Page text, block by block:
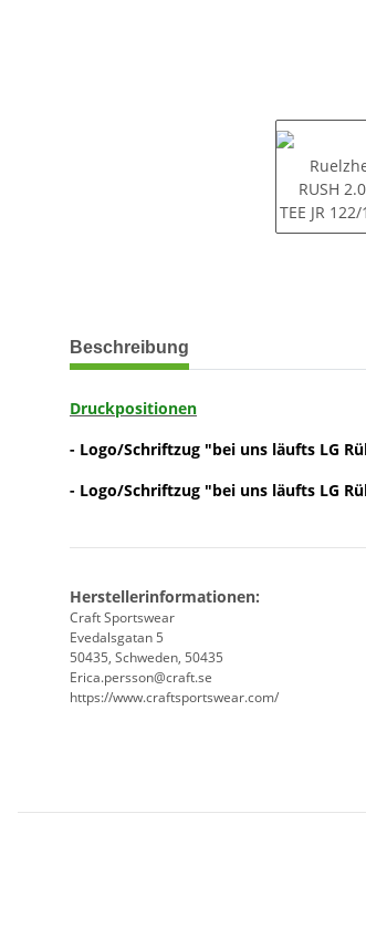
weitere Registerkarten anzeigen
Beschreibung
Druckpositionen
- Logo/Schriftzug "bei uns läufts LG
- Logo/Schriftzug "bei uns läufts LG
Herstellerinformationen:
Craft Sportswear
Evedalsgatan 5
50435, Schweden, 50435
Erica.persson@craft.se
https://www.craftsportswear.com/